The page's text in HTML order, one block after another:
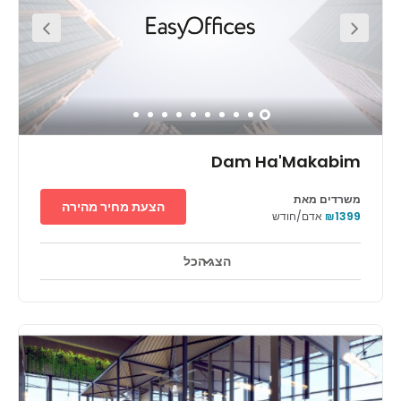
Garden is well within walking distance, as is Lehi
Museum.
Dam Ha'Makabim
מתקנים לנכים
וחנויות מהצד השני, כך שכל השירותים שתצטרך יהיו ממש בהישג יד.
ובתוך מרכז העסקים הזה, שנבנה רק לאחרונה, תמצא מגוון חללי עבודה
שמאובזרים באופן מלא ושיתאימו לעסקים בכל גודל. בין אם מדובר
במשרדים פרטיים שטופי אור טבעי, בחדרי ישיבות או במרחבי עבודה
משרדים מאת
אדם/חודש
הצעת מחיר מהירה
הצג הכל